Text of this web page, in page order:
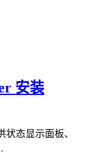
安装
状态显示面板、